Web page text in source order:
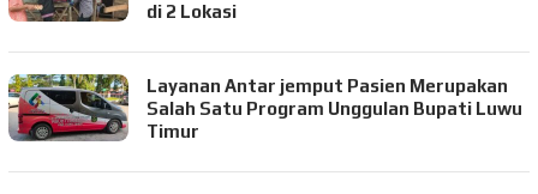
di 2 Lokasi
Layanan Antar jemput Pasien Merupakan
Salah Satu Program Unggulan Bupati Luwu
Timur